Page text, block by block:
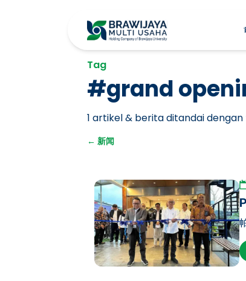
Tag
#grand
1 artikel & berita ditandai dengan
← 新闻